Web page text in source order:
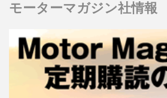
モーターマガジン社情報